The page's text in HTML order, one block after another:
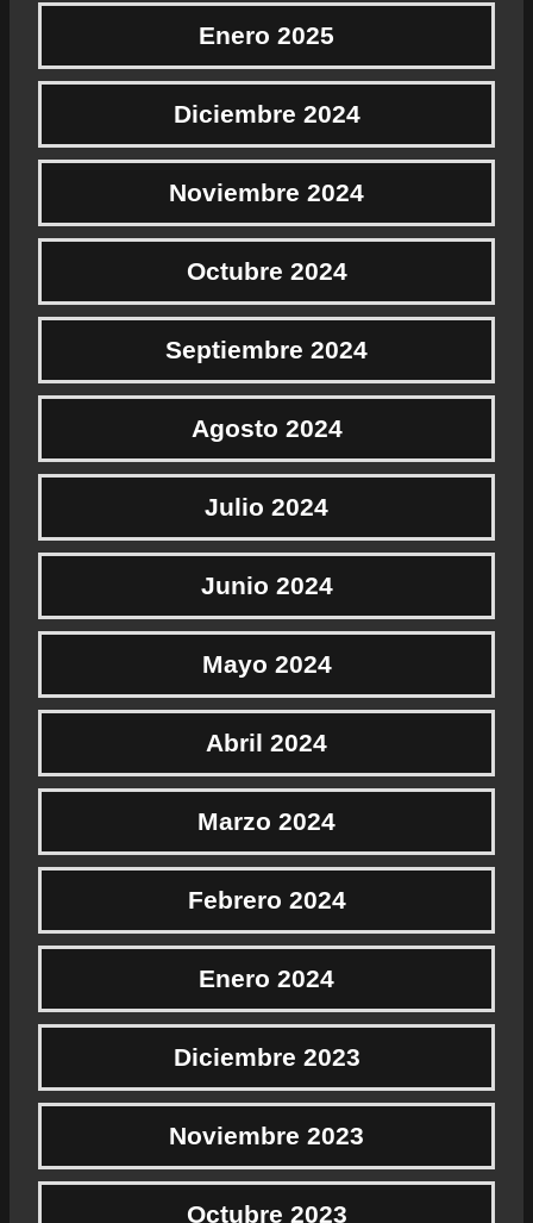
Enero 2025
Diciembre 2024
Noviembre 2024
Octubre 2024
Septiembre 2024
Agosto 2024
Julio 2024
Junio 2024
Mayo 2024
Abril 2024
Marzo 2024
Febrero 2024
Enero 2024
Diciembre 2023
Noviembre 2023
Octubre 2023